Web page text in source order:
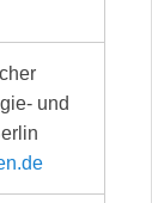
und